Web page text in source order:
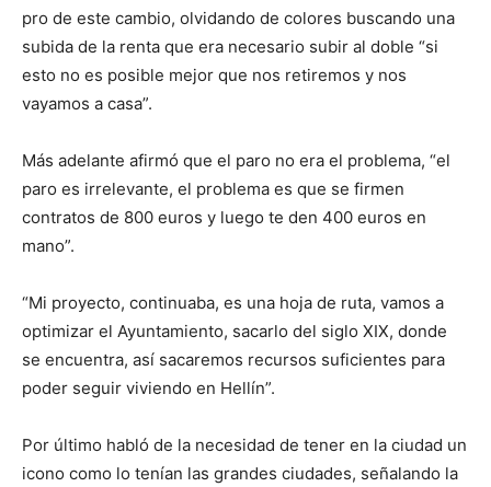
pro de este cambio, olvidando de colores buscando una
subida de la renta que era necesario subir al doble “si
esto no es posible mejor que nos retiremos y nos
vayamos a casa”.
Más adelante afirmó que el paro no era el problema, “el
paro es irrelevante, el problema es que se firmen
contratos de 800 euros y luego te den 400 euros en
mano”.
“Mi proyecto, continuaba, es una hoja de ruta, vamos a
optimizar el Ayuntamiento, sacarlo del siglo XIX, donde
se encuentra, así sacaremos recursos suficientes para
poder seguir viviendo en Hellín”.
Por último habló de la necesidad de tener en la ciudad un
icono como lo tenían las grandes ciudades, señalando la